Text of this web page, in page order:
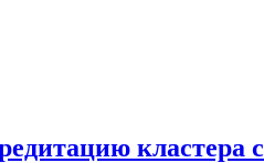
кластера